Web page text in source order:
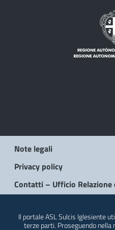
Note legali
Privacy policy
Contatti – Ufficio Relazione
Il portale ASL Sulcis Iglesiente
terze parti. Proseguendo nella